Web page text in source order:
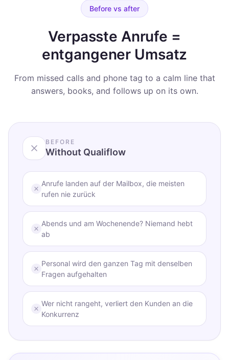
Before vs after
Verpasste Anrufe =
entgangener Umsatz
From missed calls and phone tag to a calm line that
answers, books, and follows up on its own.
BEFORE
Without Qualiflow
Anrufe landen auf der Mailbox, die meisten
rufen nie zurück
Abends und am Wochenende? Niemand hebt
ab
Personal wird den ganzen Tag mit denselben
Fragen aufgehalten
Wer nicht rangeht, verliert den Kunden an die
Konkurrenz